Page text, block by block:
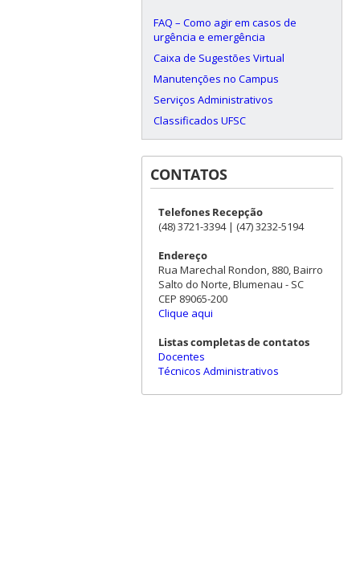
FAQ – Como agir em casos de
urgência e emergência
Caixa de Sugestões Virtual
Manutenções no Campus
Serviços Administrativos
Classificados UFSC
CONTATOS
Telefones Recepção
(48) 3721-3394 | (47) 3232-5194
Endereço
Rua Marechal Rondon, 880, Bairro
Salto do Norte, Blumenau - SC
CEP 89065-200
Clique aqui
Listas completas de contatos
Docentes
Técnicos Administrativos